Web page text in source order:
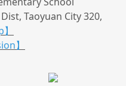
Taoyuan City 320,
】